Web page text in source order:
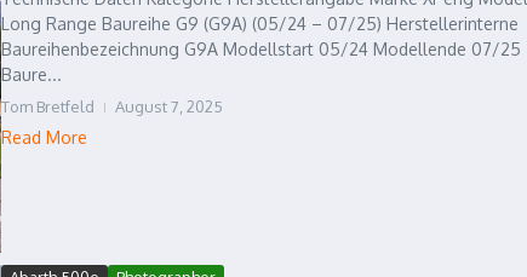
Long Range Baureihe G9 (G9A) (05/24 – 07/25) Herstellerinterne
Baureihenbezeichnung G9A Modellstart 05/24 Modellende 07/25
Baure...
Tom Bretfeld August 7, 2025
Read More